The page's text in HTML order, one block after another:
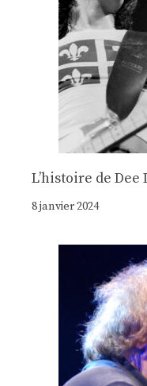
Lʼhistoire de Dee
8 janvier 2024